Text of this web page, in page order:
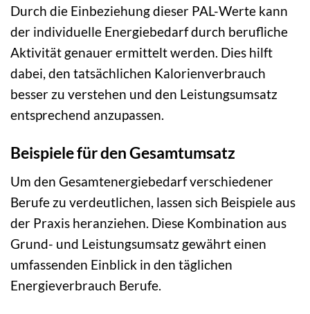
Durch die Einbeziehung dieser PAL-Werte kann
der individuelle Energiebedarf durch berufliche
Aktivität genauer ermittelt werden. Dies hilft
dabei, den tatsächlichen Kalorienverbrauch
besser zu verstehen und den Leistungsumsatz
entsprechend anzupassen.
Beispiele für den Gesamtumsatz
Um den Gesamtenergiebedarf verschiedener
Berufe zu verdeutlichen, lassen sich Beispiele aus
der Praxis heranziehen. Diese Kombination aus
Grund- und Leistungsumsatz gewährt einen
umfassenden Einblick in den täglichen
Energieverbrauch Berufe.